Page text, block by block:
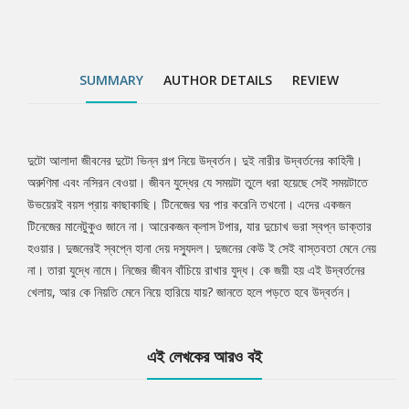
SUMMARY AUTHOR DETAILS REVIEW
Tab
Article
দুটো আলাদা জীবনের দুটো ভিন্ন গল্প নিয়ে উদ্বর্তন। দুই নারীর উদ্বর্তনের কাহিনী।
অরুণিমা এবং নসিরন বেওয়া। জীবন যুদ্ধের যে সময়টা তুলে ধরা হয়েছে সেই সময়টাতে
উভয়েরই বয়স প্রায় কাছাকাছি। টিনেজের ঘর পার করেনি তখনো। এদের একজন
টিনেজের মানেটুকুও জানে না। আরেকজন ক্লাস টপার, যার দুচোখ ভরা স্বপ্ন ডাক্তার
হওয়ার। দুজনেরই স্বপ্নে হানা দেয় দস্যুদল। দুজনের কেউ ই সেই বাস্তবতা মেনে নেয়
না। তারা যুদ্ধে নামে। নিজের জীবন বাঁচিয়ে রাখার যুদ্ধ। কে জয়ী হয় এই উদ্বর্তনের
খেলায়, আর কে নিয়তি মেনে নিয়ে হারিয়ে যায়? জানতে হলে পড়তে হবে উদ্বর্তন।
এই লেখকের আরও বই